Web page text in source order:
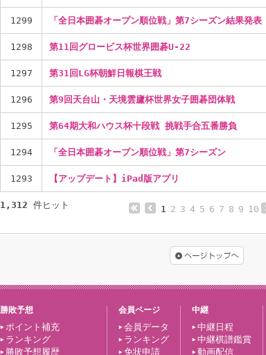
1299 「全日本囲碁オープン順位戦」第7シーズン結果発表
1298 第11回グロービス杯世界囲碁U-22
1297 第31回LG杯朝鮮日報棋王戦
1296 第9回天台山・天境雲廬杯世界女子囲碁団体戦
1295 第64期大和ハウス杯十段戦 挑戦手合五番勝負
1294 「全日本囲碁オープン順位戦」第7シーズン
1293 【アップデート】iPad版アプリ
1,312 件ヒット 1 2 3 4 5 6 7 8 9 10
勝敗予想
ポイント補充
ランキング
勝敗予想履歴
会員ページ
会員データ
ランキング
免状申請
中継
中継日程
中継棋譜鑑賞
動画配信